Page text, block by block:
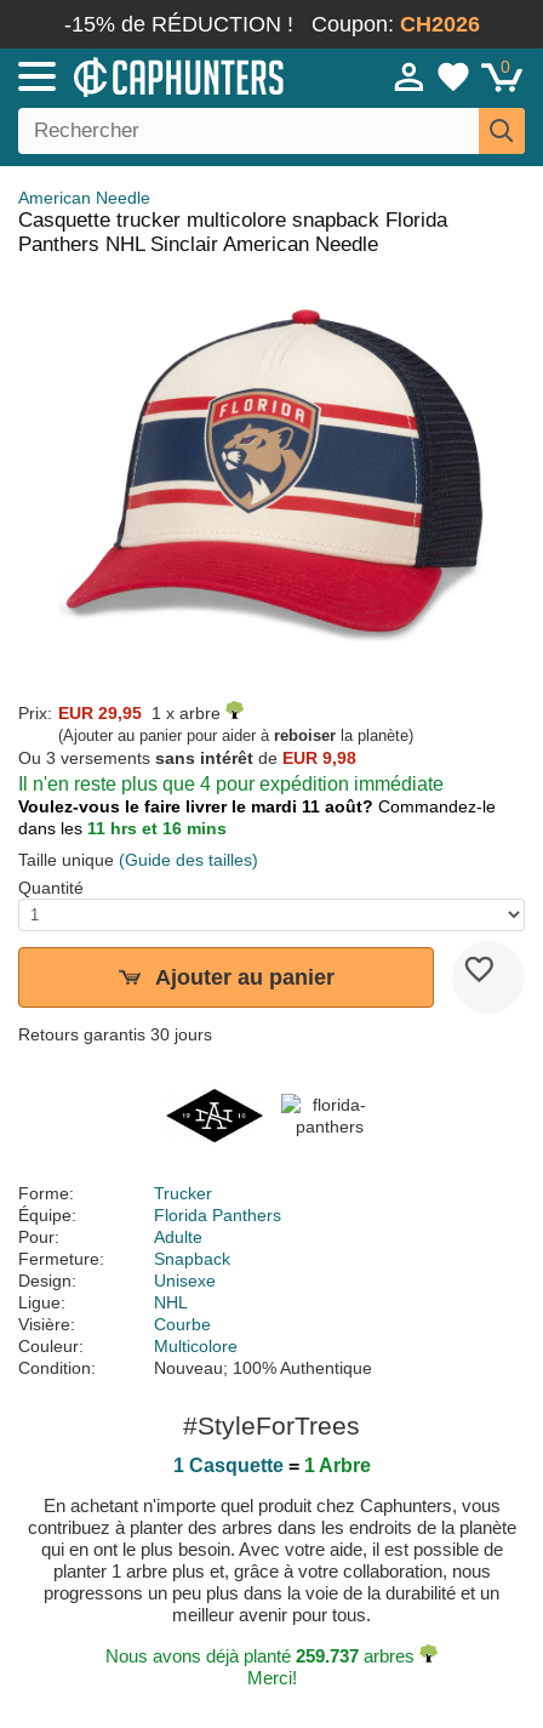
-15% de RÉDUCTION ! Coupon: CH2026
0
American Needle
Casquette trucker multicolore snapback Florida
Panthers NHL Sinclair American Needle
Prix: EUR 29,95 1 x arbre
(Ajouter au panier pour aider à reboiser la planète)
Ou 3 versements sans intérêt de EUR 9,98
Il n'en reste plus que 4 pour expédition immédiate
Voulez-vous le faire livrer le mardi 11 août? Commandez-le
dans les 11 hrs et 16 mins
Taille unique (Guide des tailles)
Quantité
Ajouter au panier
Retours garantis 30 jours
Forme:
Trucker
Équipe:
Florida Panthers
Pour:
Adulte
Fermeture:
Snapback
Design:
Unisexe
Ligue:
NHL
Visière:
Courbe
Couleur:
Multicolore
Condition:
Nouveau; 100% Authentique
#StyleForTrees
1 Casquette= 1 Arbre
En achetant n'importe quel produit chez Caphunters, vous
contribuez à planter des arbres dans les endroits de la planète
qui en ont le plus besoin. Avec votre aide, il est possible de
planter 1 arbre plus et, grâce à votre collaboration, nous
progressons un peu plus dans la voie de la durabilité et un
meilleur avenir pour tous.
Nous avons déjà planté 259.737 arbres
Merci!